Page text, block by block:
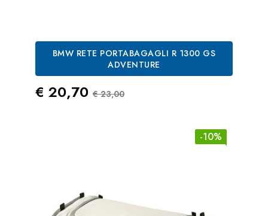
BMW RETE PORTABAGAGLI R 1300 GS
ADVENTURE
Prezzo
€ 20,70 Prezzo Standard
€ 23,00
-10%